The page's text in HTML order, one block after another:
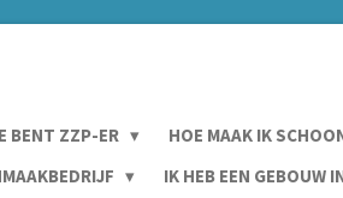
BENT ZZP-ER
HOE MAAK IK
IK HEB EEN GEBOUW